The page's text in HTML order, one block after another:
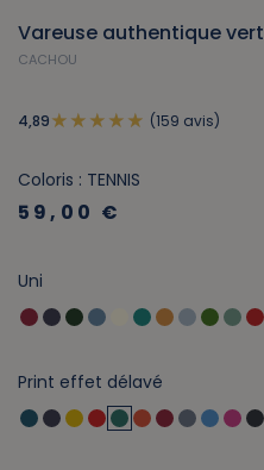
Vareuse authentique vert
CACHOU
4,89 (159 avis)
Coloris : TENNIS
59,00 €
Uni
Print effet délavé